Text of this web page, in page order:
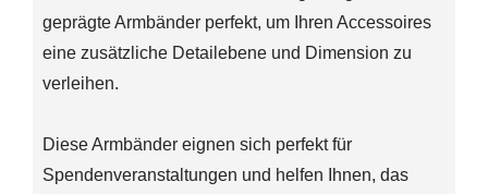
geprägte Armbänder perfekt, um Ihren Accessoires
eine zusätzliche Detailebene und Dimension zu
verleihen.
Diese Armbänder eignen sich perfekt für
Spendenveranstaltungen und helfen Ihnen, das